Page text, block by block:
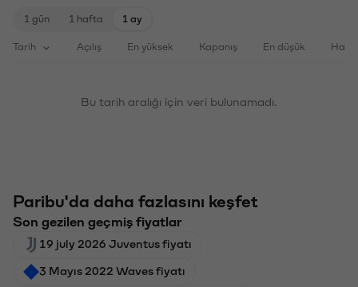
1 gün 1 hafta 1 ay
Tarih Açılış En yüksek Kapanış En düşük
Bu tarih aralığı için veri bulunamadı.
Paribu'da daha fazlasını keşfet
Son gezilen geçmiş fiyatlar
19 july 2026 Juventus fiyatı
3 Mayıs 2022 Waves fiyatı